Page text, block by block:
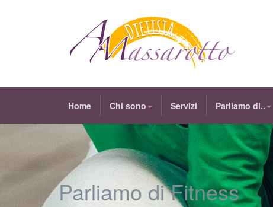
Home Chi sono Servizi Parliamo di..
Parliamo di Fitness